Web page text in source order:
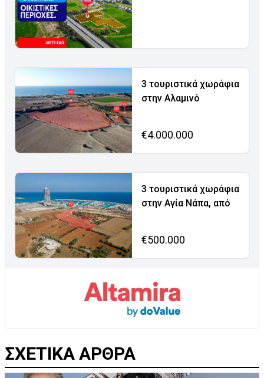
3 τουριστικά χωράφια
στην Αλαμινό
€4.000.000
3 τουριστικά χωράφια
στην Αγία Νάπα, από
€500.000
ΣΧΕΤΙΚΑ ΑΡΘΡΑ